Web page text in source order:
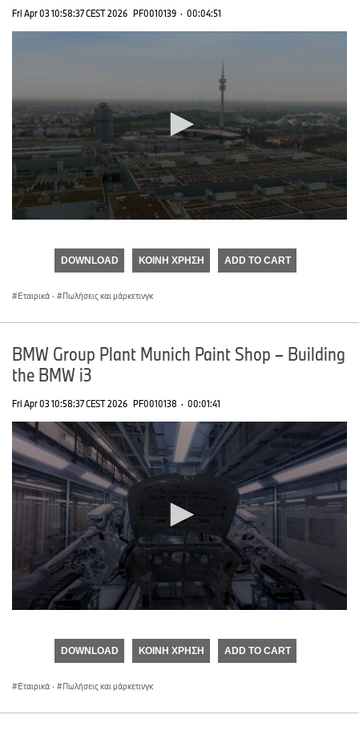
Fri Apr 03 10:58:37 CEST 2026 PF0010139 · 00:04:51
seconds
DOWNLOAD ΚΟΙΝΉ ΧΡΉΣΗ ADD TO CART
Εταιρικά · Πωλήσεις και μάρκετινγκ
BMW Group Plant Munich Paint Shop – Building
the BMW i3
Fri Apr 03 10:58:37 CEST 2026 PF0010138 · 00:01:41
seconds
DOWNLOAD ΚΟΙΝΉ ΧΡΉΣΗ ADD TO CART
Εταιρικά · Πωλήσεις και μάρκετινγκ